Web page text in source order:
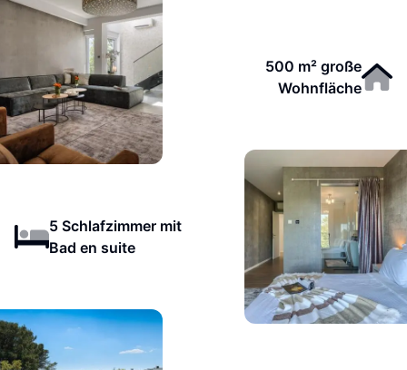
500 m² große
Wohnfläche
5 Schlafzimmer mit
Bad en suite